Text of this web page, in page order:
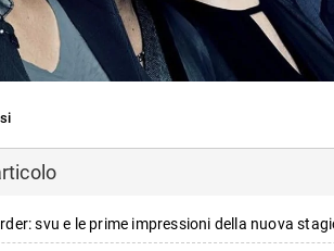
svu e le prime impressioni della nuova